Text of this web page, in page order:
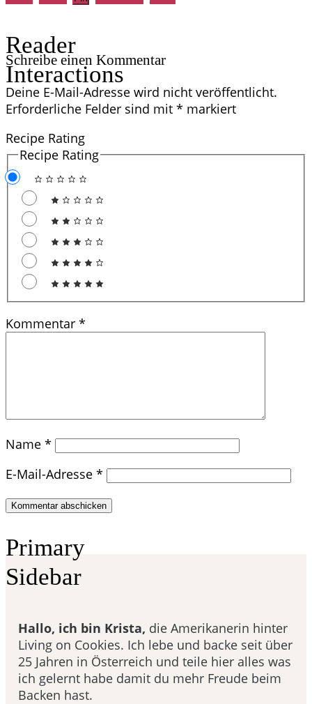
Reader
Interactions
Schreibe einen Kommentar
Deine E-Mail-Adresse wird nicht veröffentlicht.
Erforderliche Felder sind mit * markiert
Recipe Rating
Recipe Rating
Kommentar *
Name *
E-Mail-Adresse *
Primary
Sidebar
Hallo, ich bin Krista, die Amerikanerin hinter
Living on Cookies. Ich lebe und backe seit über
25 Jahren in Österreich und teile hier alles was
ich gelernt habe damit du mehr Freude beim
Backen hast.